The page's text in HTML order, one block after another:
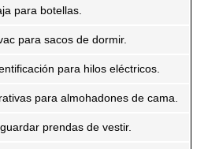
para botellas.
para sacos de dormir.
para hilos eléctricos.
para almohadones de cama.
prendas de vestir.